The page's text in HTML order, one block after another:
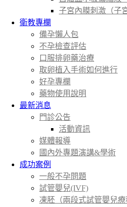
子宮內膜刺激（子
衛教專欄
備孕懶人包
不孕檢查評估
口服排卵藥治療
取卵植入手術如何進行
好孕專欄
藥物使用說明
最新消息
門診公告
活動資訊
媒體報導
國內外專題演講&學術
成功案例
一般不孕問題
試管嬰兒(IVF)
凍胚（兩段式試管嬰兒療